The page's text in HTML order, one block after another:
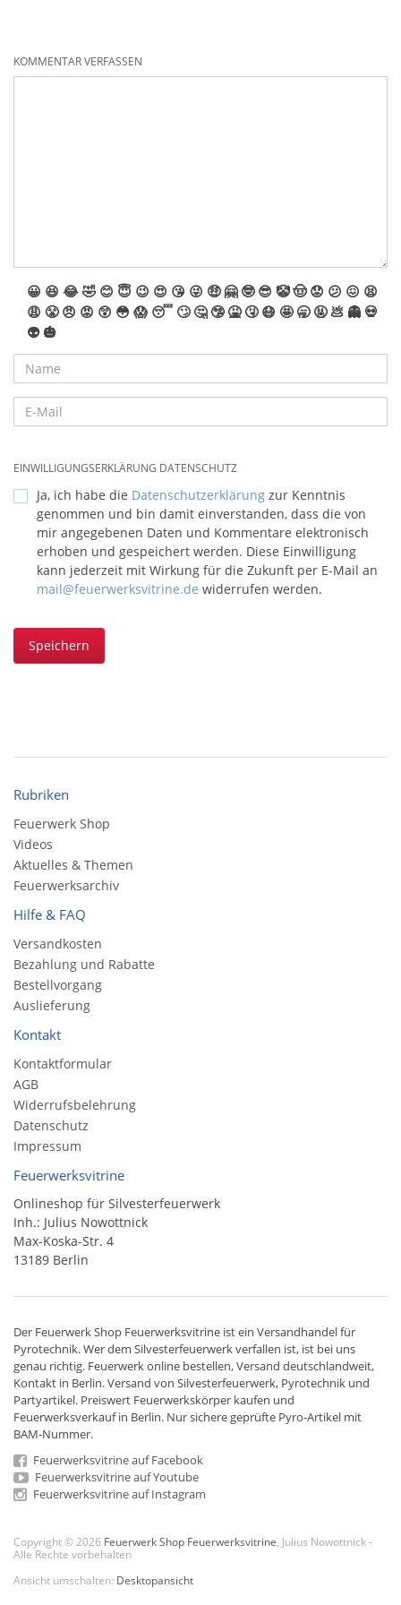
KOMMENTAR VERFASSEN
😀 😆 😂🤣 😊 😇 😉 😍 😘 😜 🤑 🤗 🤓 😎 🤡🤠 😟 😕 😖 😫
😩 😤 😠 😡 😲 😳 😱 😴 🙄 🤔 🤥 🤮 🤧 😷 🤩 🥱 🤬 💩 👻 💀
👽 🎃
EINWILLIGUNGSERKLÄRUNG DATENSCHUTZ
Ja, ich habe die Datenschutzerklärung zur Kenntnis
genommen und bin damit einverstanden, dass die von
mir angegebenen Daten und Kommentare elektronisch
erhoben und gespeichert werden. Diese Einwilligung
kann jederzeit mit Wirkung für die Zukunft per E-Mail an
mail@feuerwerksvitrine.de widerrufen werden.
Speichern
Rubriken
Feuerwerk Shop
Videos
Aktuelles & Themen
Feuerwerksarchiv
Hilfe & FAQ
Versandkosten
Bezahlung und Rabatte
Bestellvorgang
Auslieferung
Kontakt
Kontaktformular
AGB
Widerrufsbelehrung
Datenschutz
Impressum
Feuerwerksvitrine
Onlineshop für Silvesterfeuerwerk
Inh.: Julius Nowottnick
Max-Koska-Str. 4
13189 Berlin
Der Feuerwerk Shop Feuerwerksvitrine ist ein Versandhandelfür
Pyrotechnik. Wer dem Silvesterfeuerwerk verfallen ist, ist bei uns
genau richtig. Feuerwerk online bestellen,Versand deutschlandweit,
Kontakt in Berlin. Versand von Silvesterfeuerwerk, Pyrotechnik und
Partyartikel. Preiswert Feuerwerkskörper kaufen und
Feuerwerksverkauf in Berlin. Nur sichere geprüfte Pyro-Artikel mit
BAM-Nummer.
Feuerwerksvitrine auf Facebook
Feuerwerksvitrine auf Youtube
Feuerwerksvitrine auf Instagram
Copyright © 2026 Feuerwerk Shop Feuerwerksvitrine , Julius Nowottnick -
Alle Rechte vorbehalten
Ansicht umschalten: Desktopansicht